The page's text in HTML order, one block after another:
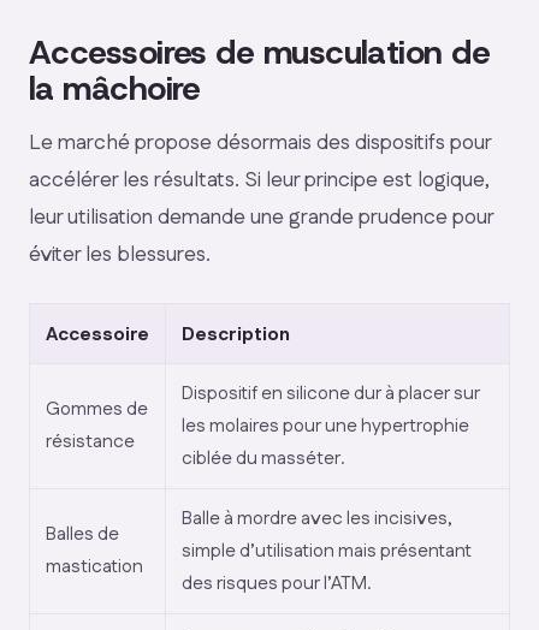
Accessoires de musculation de
la mâchoire
Le marché propose désormais des dispositifs pour
accélérer les résultats. Si leur principe est logique,
leur utilisation demande une grande prudence pour
éviter les blessures.
Accessoire Description
Gommes de
résistance
Dispositif en silicone dur à placer sur
les molaires pour une hypertrophie
ciblée du masséter.
Balles de
mastication
Balle à mordre avec les incisives,
simple d’utilisation mais présentant
des risques pour l’ATM.